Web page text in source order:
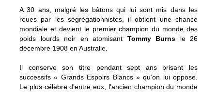
A 30 ans, malgré les bâtons qui lui sont mis dans les
roues par les ségrégationnistes, il obtient une chance
mondiale et devient le premier champion du monde des
poids lourds noir en atomisant Tommy Burns le 26
décembre 1908 en Australie.
Il conserve son titre pendant sept ans brisant les
successifs « Grands Espoirs Blancs » qu’on lui oppose.
Le plus célèbre d’entre eux, l’ancien champion du monde